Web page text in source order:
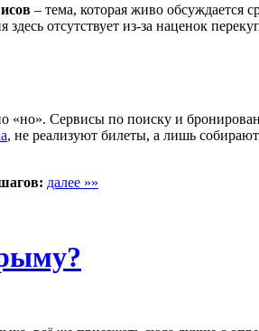
– тема, которая живо обсуждается
отсутствует из-за наценок
Сервисы по поиску и
, не реализуют билеты, а лишь
далее »»